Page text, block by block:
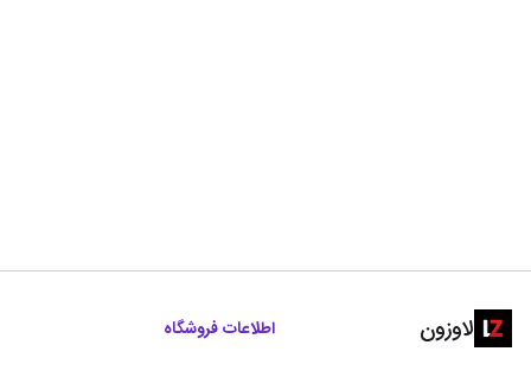
لاوزون اطلاعات فروشگاه